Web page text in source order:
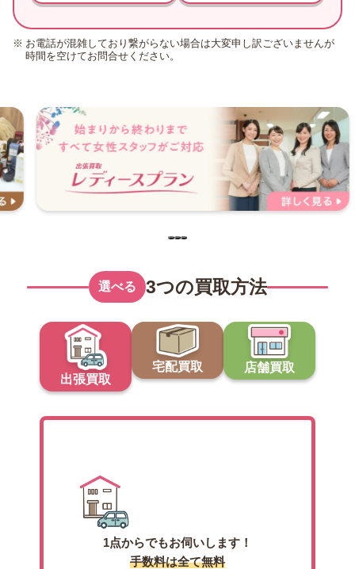
お電話が混雑しており繋がらない場合は大変申し訳ございませんが
時間を空けてお問合せください。
選べる 3つの買取方法
出張買取
宅配買取 店舗買取
1点からでもお伺いします！
手数料は全て無料